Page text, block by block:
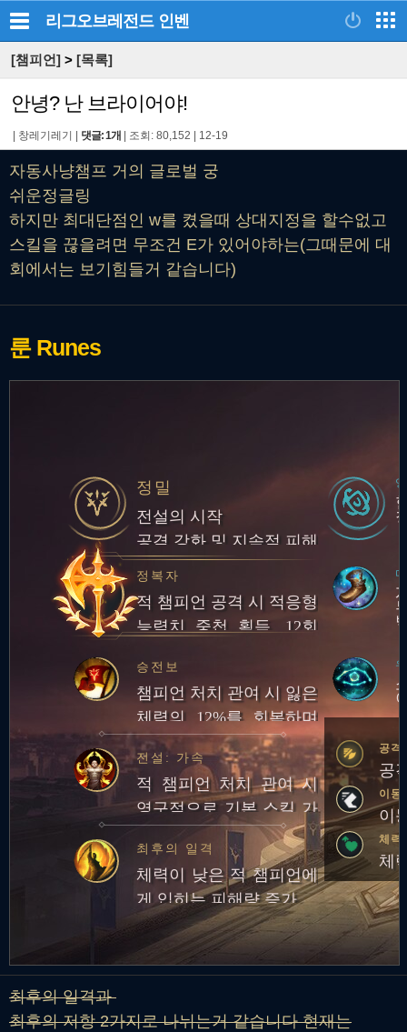
리그오브레전드 인벤
[챔피언] > [목록]
안녕? 난 브라이어야!
창레기레기 댓글: 1개 조회: 80,152 12-19
자동사냥챔프 거의 글로벌 궁
쉬운정글링
하지만 최대단점인 w를 켰을때 상대지정을 할수없고
스킬을 끊을려면 무조건 E가 있어야하는(그때문에 대
회에서는 보기힘들거 같습니다)
룬 Runes
정밀
전설의 시작
공격 강화 및 지속적 피해
정복자
적 챔피언 공격 시 적응형
능력치 중첩 획득. 12회
량의 일부만큼 체력 회복
승전보
챔피언 처치 관여 시 잃은
체력의 12%를 회복하며
추가로 20골드 획득
전설: 가속
적 챔피언 처치 관여 시
영구적으로 기본 스킬 가
속 효과 획득
최후의 일격
체력이 낮은 적 챔피언에
게 입히는 피해량 증가
공격
공
이동
이
체력
체
최후의 일격과
최후의 저항 2가지로 나뉘는거 같습니다 현재는